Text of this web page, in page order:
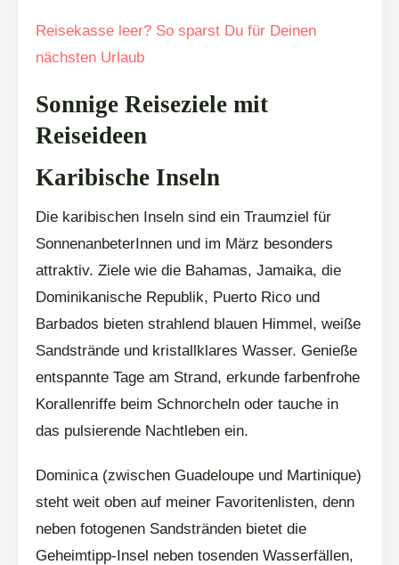
Reisekasse leer? So sparst Du für Deinen
nächsten Urlaub
Sonnige Reiseziele mit
Reiseideen
Karibische Inseln
Die karibischen Inseln sind ein Traumziel für
SonnenanbeterInnen und im März besonders
attraktiv. Ziele wie die Bahamas, Jamaika, die
Dominikanische Republik, Puerto Rico und
Barbados bieten strahlend blauen Himmel, weiße
Sandstrände und kristallklares Wasser. Genieße
entspannte Tage am Strand, erkunde farbenfrohe
Korallenriffe beim Schnorcheln oder tauche in
das pulsierende Nachtleben ein.
Dominica (zwischen Guadeloupe und Martinique)
steht weit oben auf meiner Favoritenlisten, denn
neben fotogenen Sandstränden bietet die
Geheimtipp-Insel neben tosenden Wasserfällen,